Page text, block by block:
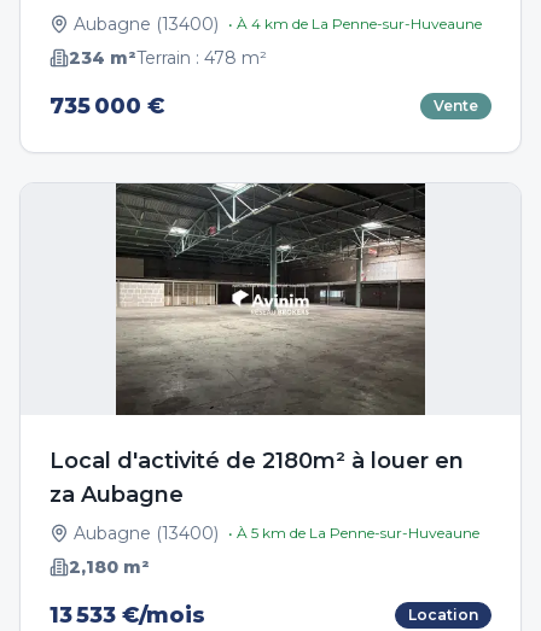
Aubagne (13400) • À 4 km de La Penne-sur-Huveaune
234 m²Terrain : 478 m²
735 000 € Vente
Local d'activité de 2180m² à louer en
za Aubagne
Aubagne (13400) • À 5 km de La Penne-sur-Huveaune
2,180 m²
13 533 €/mois Location